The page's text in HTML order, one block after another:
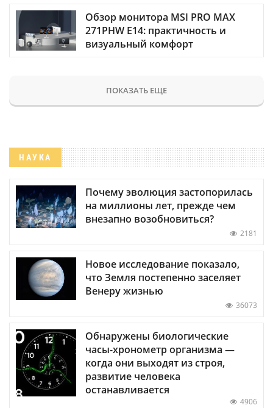
Обзор монитора MSI PRO MAX
271PHW E14: практичность и
визуальный комфорт
ПОКАЗАТЬ ЕЩЕ
НАУКА
Почему эволюция застопорилась
на миллионы лет, прежде чем
внезапно возобновиться?
2181
Новое исследование показало,
что Земля постепенно заселяет
Венеру жизнью
36073
Обнаружены биологические
часы-хронометр организма —
когда они выходят из строя,
развитие человека
останавливается
4906